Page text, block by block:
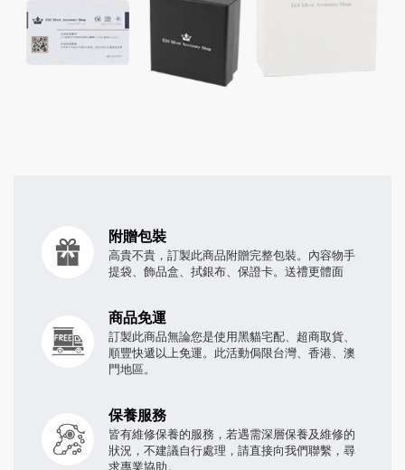
附贈包裝
高貴不貴，訂製此商品附贈完整包裝。內容物手
提袋、飾品盒、拭銀布、保證卡。送禮更體面
商品免運
訂製此商品無論您是使用黑貓宅配、超商取貨、
順豐快遞以上免運。此活動侷限台灣、香港、澳
門地區。
保養服務
皆有維修保養的服務，若遇需深層保養及維修的
狀況，不建議自行處理，請直接向我們聯繫，尋
求專業協助。